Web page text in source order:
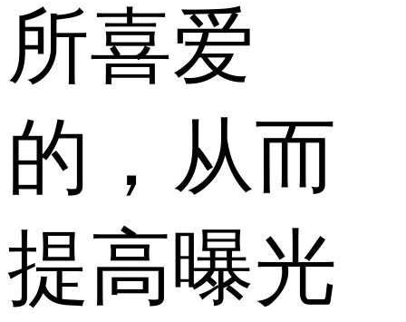
所喜爱
的，从而
提高曝光